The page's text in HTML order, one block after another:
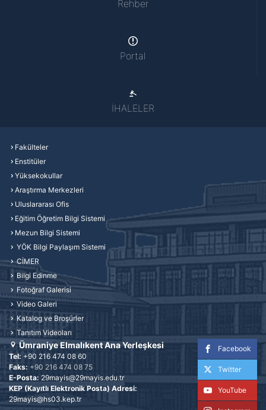
Rehber
Portal
İHALELER
Fakülteler
Enstitüler
Yüksekokullar
Araştırma Merkezleri
Uluslararası Ofis
Eğitim Öğretim Bilgi Sistemi
Mezun Bilgi Sistemi
YÖK Bilgi Paylaşım Sistemi
CİMER
Bilgi Edinme
Fotoğraf Galerisi
Video Galeri
Katalog ve Broşürler
Tanıtım Videoları
Facebook
Twitter
YouTube
Ümraniye Elmalıkent Ana Yerleşkesi
Tel: +90 216 474 08 60
Faks: +90 216 474 08 75
E-Posta: 29mayis@29mayis.edu.tr
KEP (Kayıtlı Elektronik Posta) Adresi:
29mayis@hs03.kep.tr